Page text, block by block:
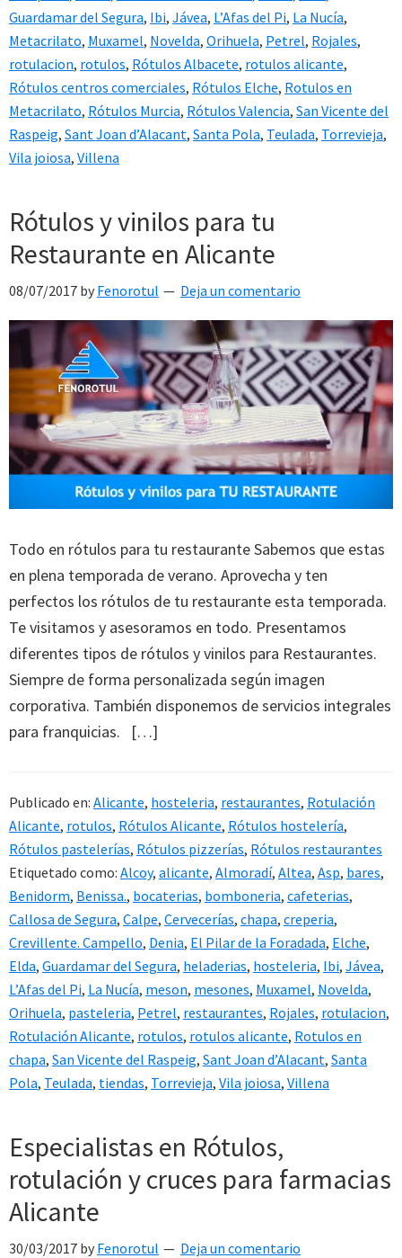
Guardamar del Segura, Ibi, Jávea, L’Afas del Pi, La Nucía,
Metacrilato, Muxamel, Novelda, Orihuela, Petrel, Rojales,
rotulacion, rotulos, Rótulos Albacete, rotulos alicante,
Rótulos centros comerciales, Rótulos Elche, Rotulos en
Metacrilato, Rótulos Murcia, Rótulos Valencia, San Vicente del
Raspeig, Sant Joan d’Alacant, Santa Pola, Teulada, Torrevieja,
Vila joiosa, Villena
Rótulos y vinilos para tu
Restaurante en Alicante
08/07/2017 by Fenorotul Deja un comentario
Todo en rótulos para tu restaurante Sabemos que estas
en plena temporada de verano. Aprovecha y ten
perfectos los rótulos de tu restaurante esta temporada.
Te visitamos y asesoramos en todo. Presentamos
diferentes tipos de rótulos y vinilos para Restaurantes.
Siempre de forma personalizada según imagen
corporativa. También disponemos de servicios integrales
para franquicias. […]
Publicado en: Alicante, hosteleria, restaurantes, Rotulación
Alicante, rotulos, Rótulos Alicante, Rótulos hostelería,
Rótulos pastelerías, Rótulos pizzerías, Rótulos restaurantes
Etiquetado como: Alcoy, alicante, Almoradí, Altea, Asp, bares,
Benidorm, Benissa., bocaterias, bomboneria, cafeterias,
Callosa de Segura, Calpe, Cervecerías, chapa, creperia,
Crevillente. Campello, Denia, El Pilar de la Foradada, Elche,
Elda, Guardamar del Segura, heladerias, hosteleria, Ibi, Jávea,
L’Afas del Pi, La Nucía, meson, mesones, Muxamel, Novelda,
Orihuela, pasteleria, Petrel, restaurantes, Rojales, rotulacion,
Rotulación Alicante, rotulos, rotulos alicante, Rotulos en
chapa, San Vicente del Raspeig, Sant Joan d’Alacant, Santa
Pola, Teulada, tiendas, Torrevieja, Vila joiosa, Villena
Especialistas en Rótulos,
rotulación y cruces para farmacias
Alicante
30/03/2017 by Fenorotul Deja un comentario